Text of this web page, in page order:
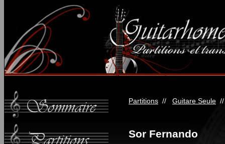
Partitions // Guitare Seule
Sor Fernando